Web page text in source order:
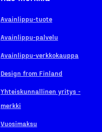
Avainlippu-tuote
Avainlippu-palvelu
Avainlippu-verkkokauppa
Design from Finland
Yhteiskunnallinen yritys -
merkki
Vuosimaksu